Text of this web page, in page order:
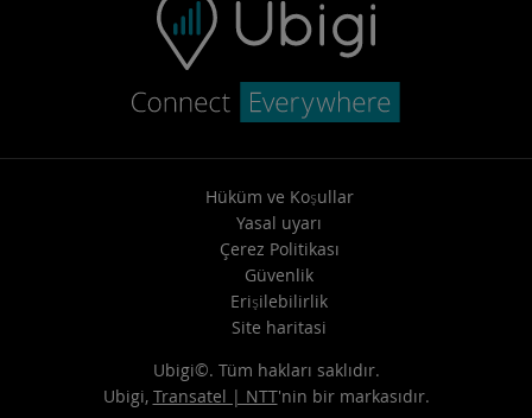
Hüküm ve Koşullar
Yasal uyarı
Çerez Politikası
Güvenlik
Erişilebilirlik
Site haritasi
Ubigi©. Tüm hakları saklıdır.
Ubigi, Transatel | NTT'nin bir markasıdır.